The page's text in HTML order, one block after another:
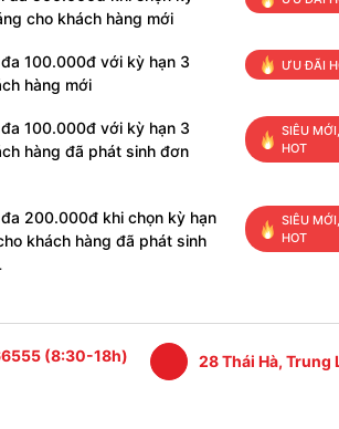
cho khách hàng mới
đa 100.000đ với kỳ hạn 3
hàng mới
ƯU ĐÃI
đa 100.000đ với kỳ hạn 3
hàng đã phát sinh đơn
SIÊU
HOT
đa 200.000đ khi chọn kỳ hạn
khách hàng đã phát sinh
SIÊU
HOT
(8:30-18h) 28 Thái Hà, Trung